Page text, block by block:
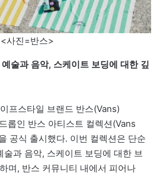
<사진=반스>
술과 음악, 스케이트 보딩에 대한 깊
프스타일 브랜드 반스(Vans)
롭인 반스 아티스트 컬렉션(Vans
공식 출시했다. 이번 컬렉션은 단순
술과 음악, 스케이트 보딩에 대한 브
며, 반스 커뮤니티 내에서 피어나